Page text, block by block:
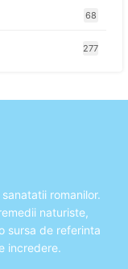
68
277
romanilor.
naturiste,
sursa de referinta
incredere.